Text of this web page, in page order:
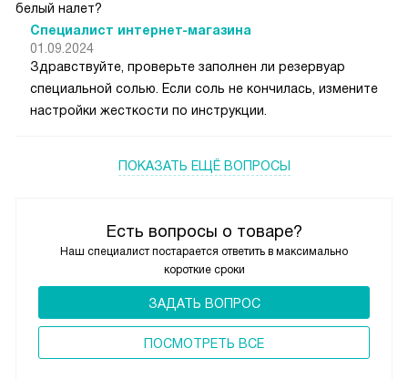
Есть вопросы о товаре?
Наш специалист постарается ответить в максимально
короткие сроки
ЗАДАТЬ ВОПРОС
ПОCМОТРЕТЬ ВСЕ
белый налет?
Специалист интернет-магазина
01.09.2024
Здравствуйте, проверьте заполнен ли резервуар
специальной солью. Если соль не кончилась, измените
настройки жесткости по инструкции.
ПОКАЗАТЬ ЕЩЁ ВОПРОСЫ